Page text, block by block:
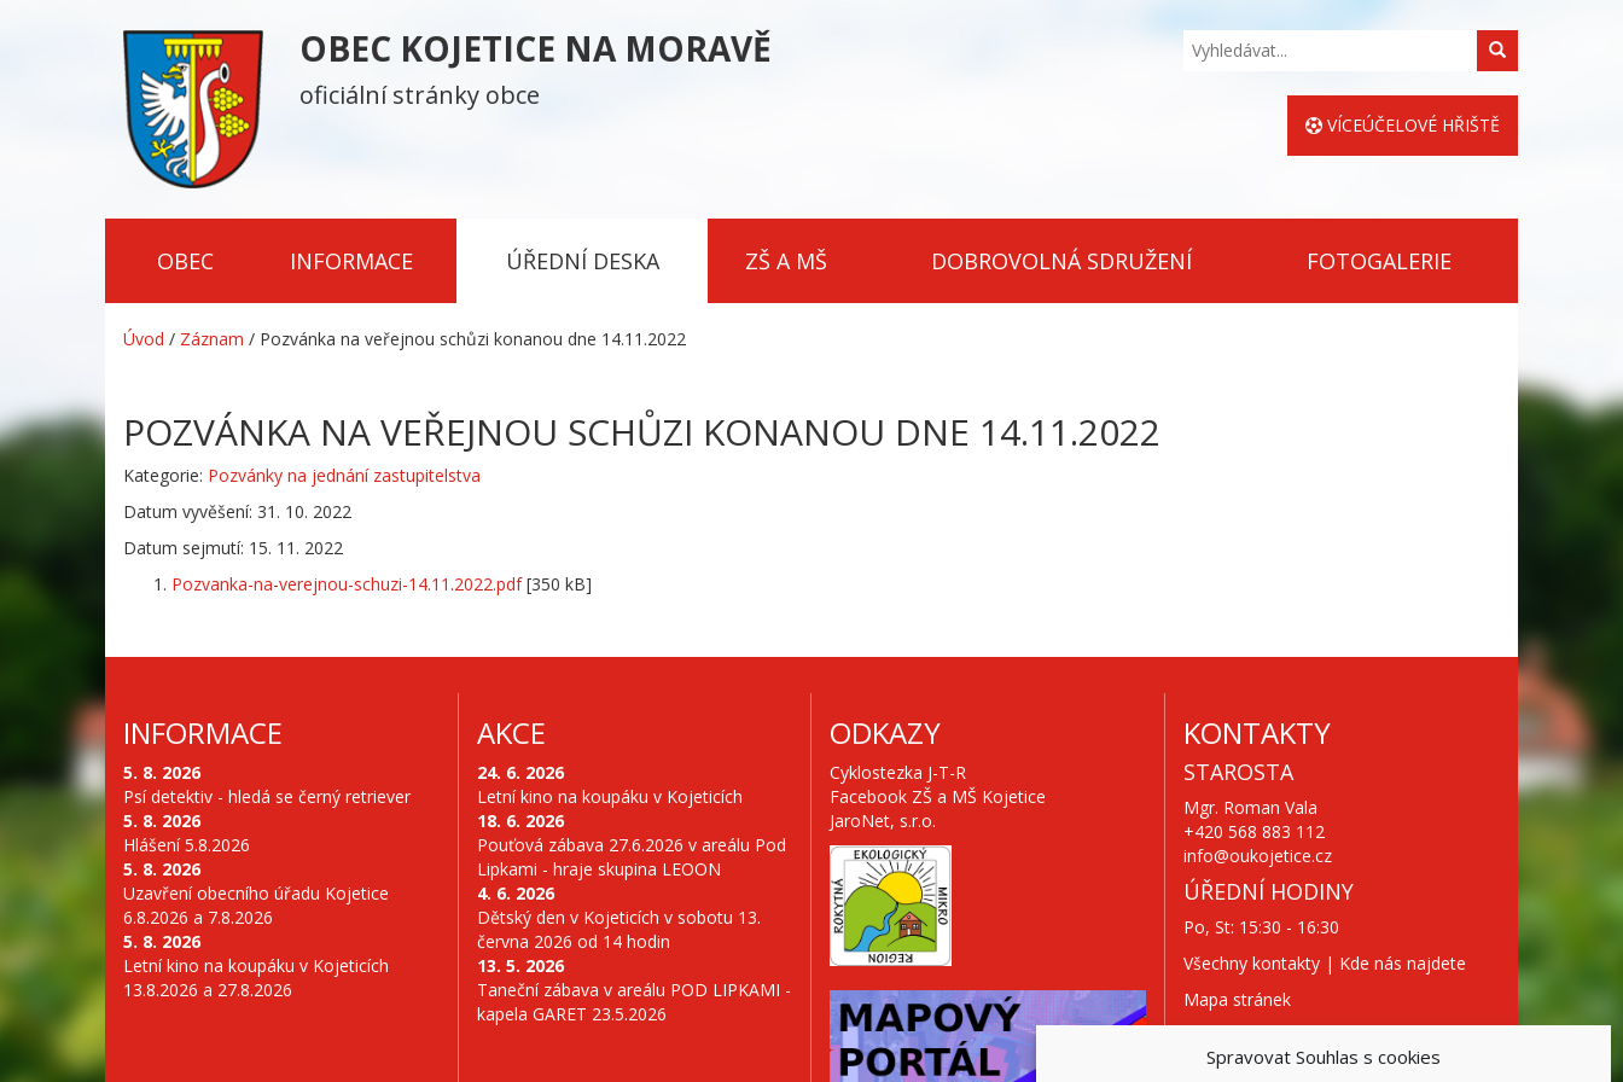
Spravovat Souhlas s cookies
OBEC KOJETICE NA MORAVĚ
oficiální stránky obce
Hledat
VÍCEÚČELOVÉ HŘIŠTĚ
OBEC INFORMACE ÚŘEDNÍ DESKA ZŠ A MŠ DOBROVOLNÁ SDRUŽENÍ FOTOGALERIE
Úvod / Záznam / Pozvánka na veřejnou schůzi konanou dne 14.11.2022
POZVÁNKA NA VEŘEJNOU SCHŮZI KONANOU DNE 14.11.2022
Kategorie: Pozvánky na jednání zastupitelstva
Datum vyvěšení: 31. 10. 2022
Datum sejmutí: 15. 11. 2022
Pozvanka-na-verejnou-schuzi-14.11.2022.pdf[350 kB]
INFORMACE
5. 8. 2026
Psí detektiv - hledá se černý retriever
5. 8. 2026
Hlášení 5.8.2026
5. 8. 2026
Uzavření obecního úřadu Kojetice
6.8.2026 a 7.8.2026
5. 8. 2026
Letní kino na koupáku v Kojeticích
13.8.2026 a 27.8.2026
AKCE
24. 6. 2026
Letní kino na koupáku v Kojeticích
18. 6. 2026
Pouťová zábava 27.6.2026 v areálu Pod
Lipkami - hraje skupina LEOON
4. 6. 2026
Dětský den v Kojeticích v sobotu 13.
června 2026 od 14 hodin
13. 5. 2026
Taneční zábava v areálu POD LIPKAMI -
kapela GARET 23.5.2026
ODKAZY
Cyklostezka J-T-R
Facebook ZŠ a MŠ Kojetice
JaroNet, s.r.o.
KONTAKTY
STAROSTA
Mgr. Roman Vala
+420 568 883 112
info@oukojetice.cz
ÚŘEDNÍ HODINY
Po, St: 15:30 - 16:30
Všechny kontakty | Kde nás najdete
Mapa stránek